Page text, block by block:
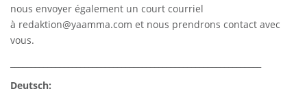
nous envoyer également un court courriel
à redaktion@yaamma.com et nous prendrons contact avec
vous.
Deutsch: